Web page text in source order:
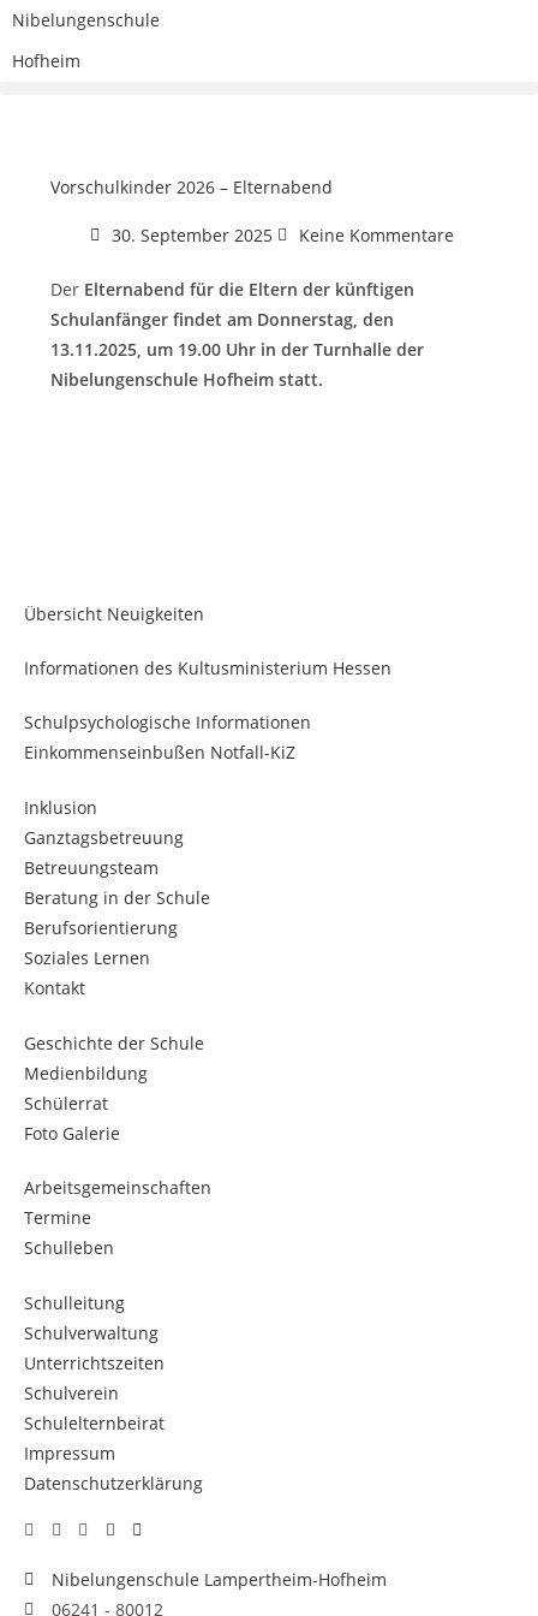
Nibelungenschule
Hofheim
Vorschulkinder 2026 – Elternabend
30. September 2025 Keine Kommentare
Der Elternabend für die Eltern der künftigen
Schulanfänger findet am Donnerstag, den
13.11.2025, um 19.00 Uhr in der Turnhalle der
Nibelungenschule Hofheim statt.
Übersicht Neuigkeiten
Informationen des Kultusministerium Hessen
Schulpsychologische Informationen
Einkommenseinbußen Notfall-KiZ
Inklusion
Ganztagsbetreuung
Betreuungsteam
Beratung in der Schule
Berufsorientierung
Soziales Lernen
Kontakt
Geschichte der Schule
Medienbildung
Schülerrat
Foto Galerie
Arbeitsgemeinschaften
Termine
Schulleben
Schulleitung
Schulverwaltung
Unterrichtszeiten
Schulverein
Schulelternbeirat
Impressum
Datenschutzerklärung
Nibelungenschule Lampertheim-Hofheim
06241 - 80012